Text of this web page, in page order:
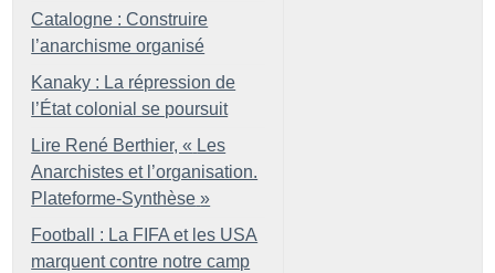
Catalogne : Construire
l’anarchisme organisé
Kanaky : La répression de
l’État colonial se poursuit
Lire René Berthier, « Les
Anarchistes et l’organisation.
Plateforme-Synthèse »
Football : La FIFA et les USA
marquent contre notre camp